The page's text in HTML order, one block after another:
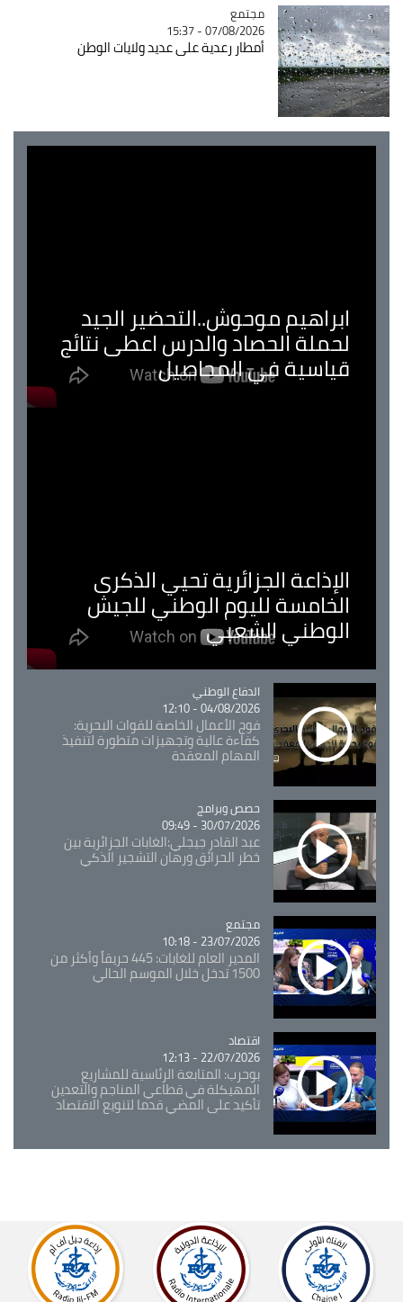
Catégorie
مجتمع
07/08/2026 - 15:37
أمطار رعدية على عديد ولايات الوطن
ابراهيم موحوش..التحضير الجيد
لحملة الحصاد والدرس اعطى نتائج
قياسية في المحاصيل
الإذاعة الجزائرية تحيي الذكرى
الخامسة لليوم الوطني للجيش
الوطني الشعبي
Catégorie
الدفاع الوطني
04/08/2026 - 12:10
فوج الأعمال الخاصة للقوات البحرية:
كفاءة عالية وتجهيزات متطورة لتنفيذ
المهام المعقدة
Catégorie
حصص وبرامج
30/07/2026 - 09:49
عبد القادر جيجلي:الغابات الجزائرية بين
خطر الحرائق ورهان التشجير الذكي
Catégorie
مجتمع
23/07/2026 - 10:18
المدير العام للغابات: 445 حريقاً وأكثر من
1500 تدخل خلال الموسم الحالي
Catégorie
اقتصاد
22/07/2026 - 12:13
بوحرب: المتابعة الرئاسية للمشاريع
المهيكلة في قطاعي المناجم والتعدين
تأكيد على المضي قدما لتنويع الاقتصاد